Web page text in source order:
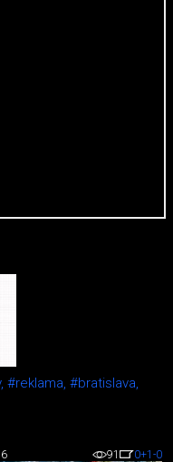
#reklama, #bratislava,
91 0+1 -0